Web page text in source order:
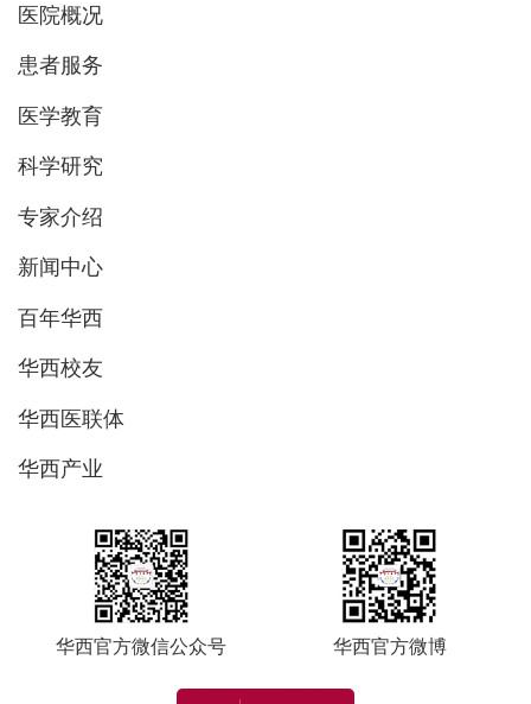
医院概况
患者服务
医学教育
科学研究
专家介绍
新闻中心
百年华西
华西校友
华西医联体
华西产业
华西官方微信公众号 华西官方微博